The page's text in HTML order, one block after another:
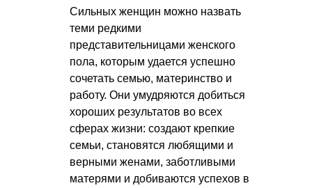
Сильных женщин можно назвать
теми редкими
представительницами женского
пола, которым удается успешно
сочетать семью, материнство и
работу. Они умудряются добиться
хороших результатов во всех
сферах жизни: создают крепкие
семьи, становятся любящими и
верными женами, заботливыми
матерями и добиваются успехов в